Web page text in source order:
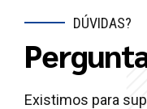
DÚVIDAS?
Existimos para